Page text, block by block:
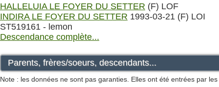
HALLELUIA LE FOYER DU SETTER (F) LOF
INDIRA LE FOYER DU SETTER 1993-03-21 (F) LOI
ST519161 - lemon
Descendance complète...
Parents, frères/soeurs, descendants...
Note : les données ne sont pas garanties. Elles ont été entrées par